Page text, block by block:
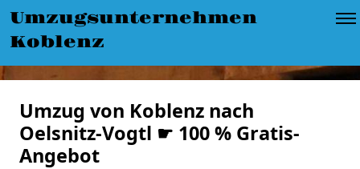
Umzugsunternehmen
Koblenz
Umzug von Koblenz nach
Oelsnitz-Vogtl ☛ 100 % Gratis-
Angebot